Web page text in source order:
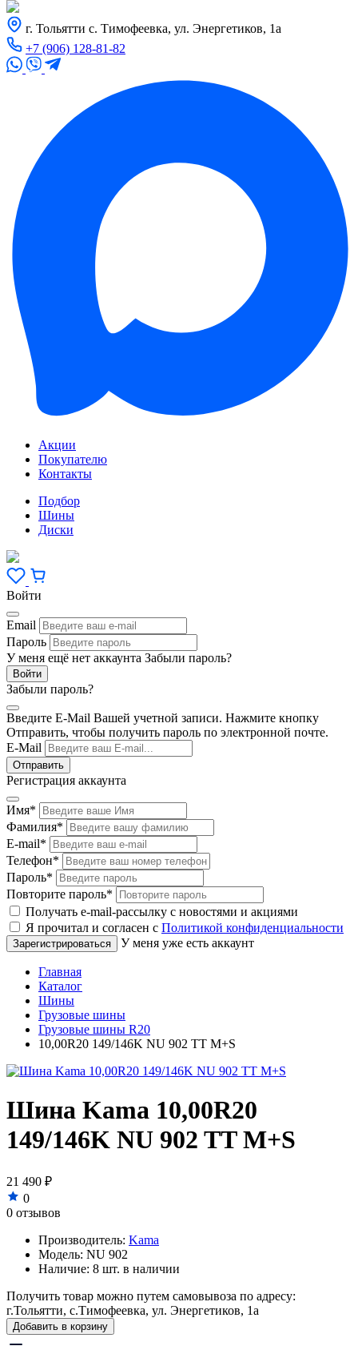
г. Тольятти с. Тимофеевка, ул. Энергетиков, 1а
+7 (906) 128-81-82
Акции
Покупателю
Контакты
Подбор
Шины
Диски
Войти
Email
Пароль
У меня ещё нет аккаунта Забыли пароль?
Забыли пароль?
Введите E-Mail Вашей учетной записи. Нажмите кнопку
Отправить, чтобы получить пароль по электронной почте.
E-Mail
Регистрация аккаунта
Имя*
Фамилия*
E-mail*
Телефон*
Пароль*
Повторите пароль*
Получать e-mail-рассылку с новостями и акциями
Я прочитал и согласен с Политикой конфиденциальности
У меня уже есть аккаунт
Главная
Каталог
Шины
Грузовые шины
Грузовые шины R20
10,00R20 149/146K NU 902 TT M+S
Шина Kama 10,00R20
149/146K NU 902 TT M+S
21 490 ₽
0
0 отзывов
Производитель: Kama
Модель: NU 902
Наличие: 8 шт. в наличии
Получить товар можно путем самовывоза по адресу:
г.Тольятти, с.Тимофеевка, ул. Энергетиков, 1а
Добавить в корзину